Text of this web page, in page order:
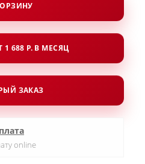
1 688 Р. В МЕСЯЦ
ЗАКАЗ
online